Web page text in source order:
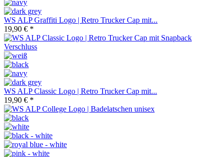
WS ALP Graffiti Logo | Retro Trucker Cap mit...
19,90 € *
WS ALP Classic Logo | Retro Trucker Cap mit...
19,90 € *